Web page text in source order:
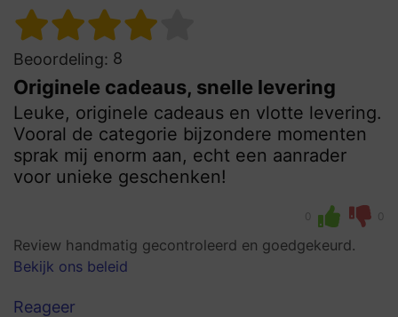
Beoordeling: 8
Originele cadeaus, snelle levering
Leuke, originele cadeaus en vlotte levering.
Vooral de categorie bijzondere momenten
sprak mij enorm aan, echt een aanrader
voor unieke geschenken!
0 0
Review handmatig gecontroleerd en goedgekeurd.
Bekijk ons beleid
Reageer